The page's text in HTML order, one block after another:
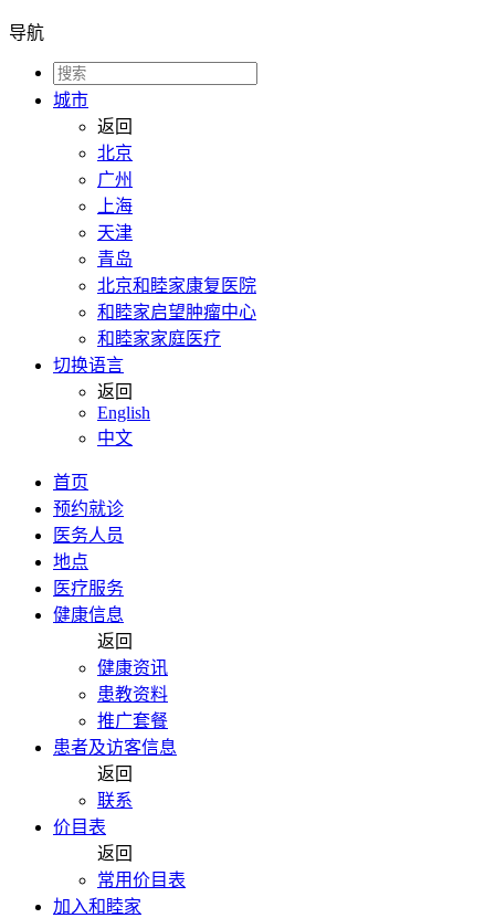
导航
城市
返回
北京
广州
上海
天津
青岛
北京和睦家康复医院
和睦家启望肿瘤中心
和睦家家庭医疗
切换语言
返回
English
中文
首页
预约就诊
医务人员
地点
医疗服务
健康信息
返回
健康资讯
患教资料
推广套餐
患者及访客信息
返回
联系
价目表
返回
常用价目表
加入和睦家